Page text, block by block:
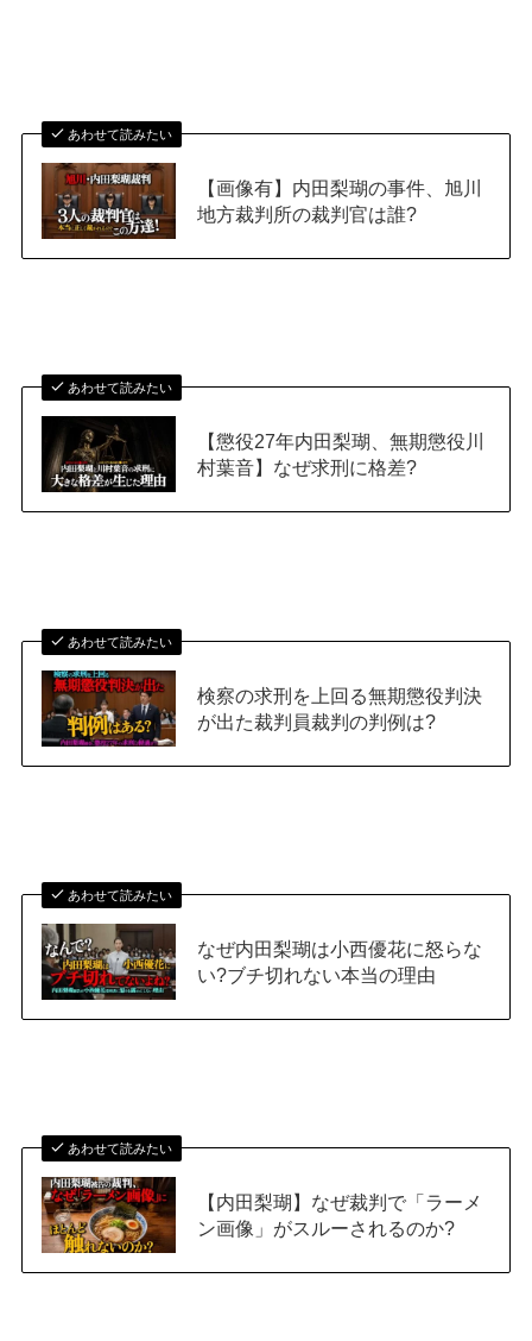
あわせて読みたい
【画像有】内田梨瑚の事件、旭川
地方裁判所の裁判官は誰?
あわせて読みたい
【懲役27年内田梨瑚、無期懲役川
村葉音】なぜ求刑に格差?
あわせて読みたい
検察の求刑を上回る無期懲役判決
が出た裁判員裁判の判例は?
あわせて読みたい
なぜ内田梨瑚は小西優花に怒らな
い?ブチ切れない本当の理由
あわせて読みたい
【内田梨瑚】なぜ裁判で「ラーメ
ン画像」がスルーされるのか?